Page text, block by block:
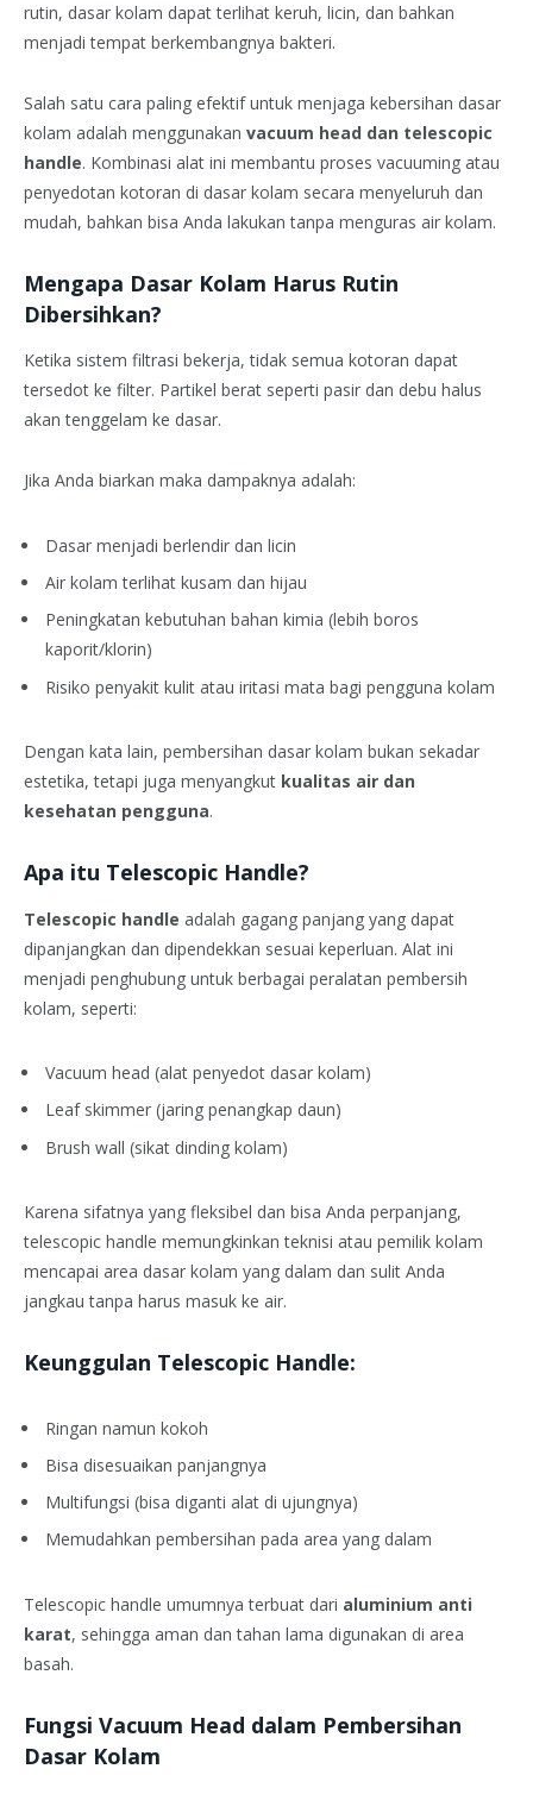
rutin, dasar kolam dapat terlihat keruh, licin, dan bahkan
menjadi tempat berkembangnya bakteri.
Salah satu cara paling efektif untuk menjaga kebersihan dasar
kolam adalah menggunakan vacuum head dan telescopic
handle. Kombinasi alat ini membantu proses vacuuming atau
penyedotan kotoran di dasar kolam secara menyeluruh dan
mudah, bahkan bisa Anda lakukan tanpa menguras air kolam.
Mengapa Dasar Kolam Harus Rutin
Dibersihkan?
Ketika sistem filtrasi bekerja, tidak semua kotoran dapat
tersedot ke filter. Partikel berat seperti pasir dan debu halus
akan tenggelam ke dasar.
Jika Anda biarkan maka dampaknya adalah:
Dasar menjadi berlendir dan licin
Air kolam terlihat kusam dan hijau
Peningkatan kebutuhan bahan kimia (lebih boros
kaporit/klorin)
Risiko penyakit kulit atau iritasi mata bagi pengguna kolam
Dengan kata lain, pembersihan dasar kolam bukan sekadar
estetika, tetapi juga menyangkut kualitas air dan
kesehatan pengguna.
Apa itu Telescopic Handle?
Telescopic handle adalah gagang panjang yang dapat
dipanjangkan dan dipendekkan sesuai keperluan. Alat ini
menjadi penghubung untuk berbagai peralatan pembersih
kolam, seperti:
Vacuum head (alat penyedot dasar kolam)
Leaf skimmer (jaring penangkap daun)
Brush wall (sikat dinding kolam)
Karena sifatnya yang fleksibel dan bisa Anda perpanjang,
telescopic handle memungkinkan teknisi atau pemilik kolam
mencapai area dasar kolam yang dalam dan sulit Anda
jangkau tanpa harus masuk ke air.
Keunggulan Telescopic Handle:
Ringan namun kokoh
Bisa disesuaikan panjangnya
Multifungsi (bisa diganti alat di ujungnya)
Memudahkan pembersihan pada area yang dalam
Telescopic handle umumnya terbuat dari aluminium anti
karat, sehingga aman dan tahan lama digunakan di area
basah.
Fungsi Vacuum Head dalam Pembersihan
Dasar Kolam